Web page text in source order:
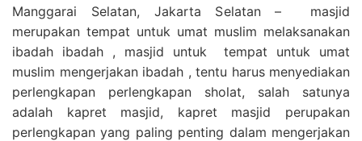
Manggarai Selatan, Jakarta Selatan – masjid
merupakan tempat untuk umat muslim melaksanakan
ibadah ibadah , masjid untuk tempat untuk umat
muslim mengerjakan ibadah , tentu harus menyediakan
perlengkapan perlengkapan sholat, salah satunya
adalah kapret masjid, kapret masjid perupakan
perlengkapan yang paling penting dalam mengerjakan